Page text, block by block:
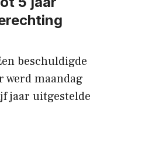
beschuldigde
maandag
jaar uitgestelde